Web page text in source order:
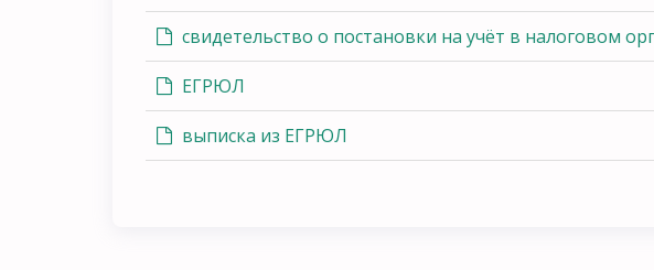
свидетельство о постановки на учёт в налоговом
ЕГРЮЛ
выписка из ЕГРЮЛ